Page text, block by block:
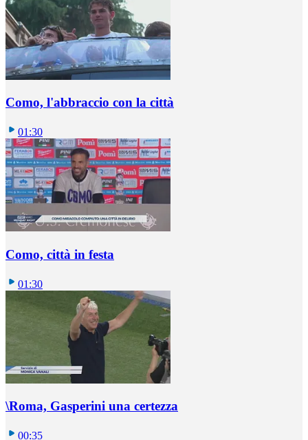
Como, l'abbraccio con la città
01:30
Como, città in festa
01:30
\Roma, Gasperini una certezza
00:35